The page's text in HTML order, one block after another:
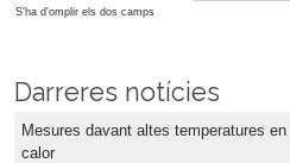
S'ha d'omplir els dos camps
Darreres notícies
Mesures davant altes temperatures
calor